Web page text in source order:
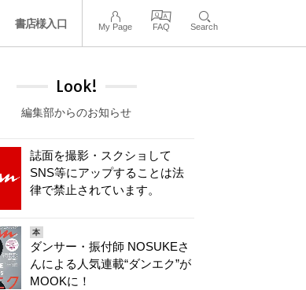
書店様入口 My Page FAQ Search
Look!
編集部からのお知らせ
誌面を撮影・スクショして
SNS等にアップすることは法
律で禁止されています。
本
ダンサー・振付師 NOSUKEさ
んによる人気連載“ダンエク”が
MOOKに！